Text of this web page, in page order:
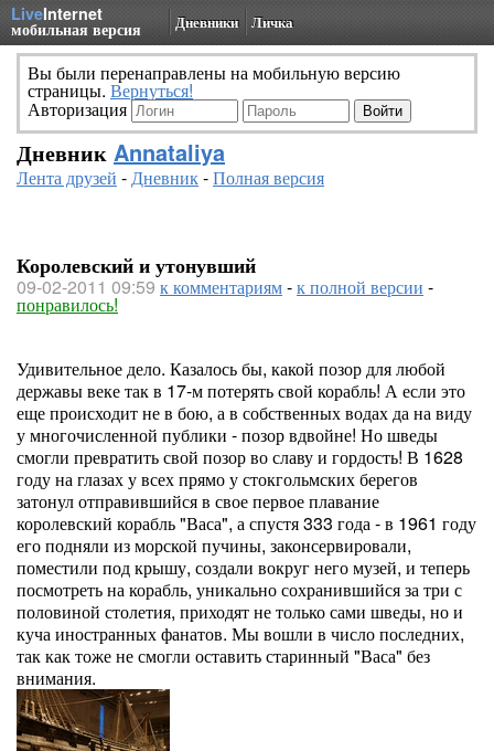
LiveInternet
мобильная версия Дневники Личка
Вы были перенаправлены на мобильную версию
страницы. Вернуться!
Авторизация
Дневник Annataliya
Лента друзей -Дневник-Полная версия
Королевский и утонувший
09-02-2011 09:59 к комментариям-к полной версии -
понравилось!
Удивительное дело. Казалось бы, какой позор для любой
державы веке так в 17-м потерять свой корабль! А если это
еще происходит не в бою, а в собственных водах да на виду
у многочисленной публики - позор вдвойне! Но шведы
смогли превратить свой позор во славу и гордость! В 1628
году на глазах у всех прямо у стокгольмских берегов
затонул отправившийся в свое первое плавание
королевский корабль "Васа", а спустя 333 года - в 1961 году
его подняли из морской пучины, законсервировали,
поместили под крышу, создали вокруг него музей, и теперь
посмотреть на корабль, уникально сохранившийся за три с
половиной столетия, приходят не только сами шведы, но и
куча иностранных фанатов. Мы вошли в число последних,
так как тоже не смогли оставить старинный "Васа" без
внимания.